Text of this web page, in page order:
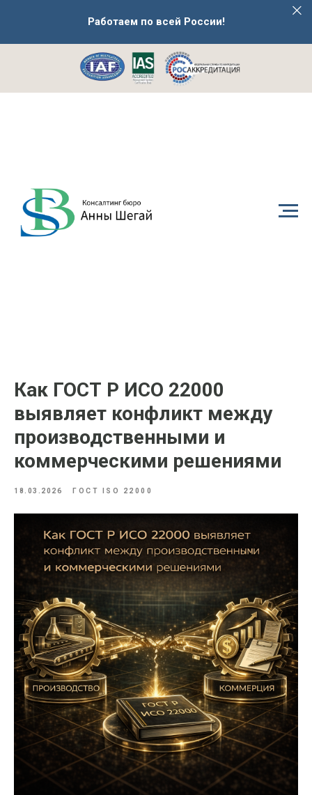
Работаем по всей России!
Как ГОСТ Р ИСО 22000
выявляет конфликт между
производственными и
коммерческими решениями
18.03.2026 ГОСТ ISO 22000